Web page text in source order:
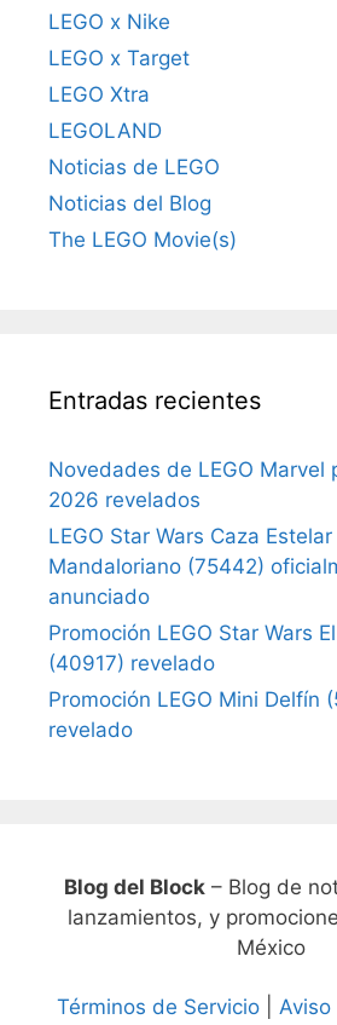
LEGO x Nike
LEGO x Target
LEGO Xtra
LEGOLAND
Noticias de LEGO
Noticias del Blog
The LEGO Movie(s)
Entradas recientes
Novedades de LEGO Marvel
2026 revelados
LEGO Star Wars Caza
Mandaloriano (75442)
anunciado
Promoción LEGO Star Wars
(40917) revelado
Promoción LEGO Mini Delfín
revelado
Blog del Block– Blog de
lanzamientos, y
México
Términos de Servicio Aviso